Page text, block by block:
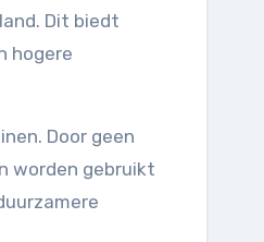
Dit biedt
hogere
Door geen
worden gebruikt